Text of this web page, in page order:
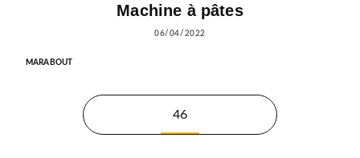
Machine à pâtes
06/04/2022
MARABOUT
46